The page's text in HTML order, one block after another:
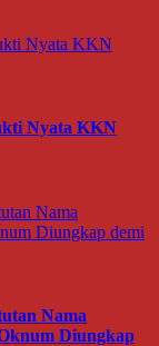
Nyata KKN
Nama
Diungkap